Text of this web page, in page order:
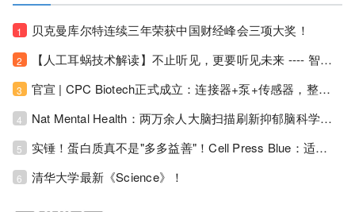
1 贝克曼库尔特连续三年荣获中国财经峰会三项大奖！
2 【人工耳蜗技术解读】不止听见，更要听见未来 ---- 智能耳蜗，开启人工耳蜗技术新纪元！
3 官宣 | CPC Biotech正式成立：连接器+泵+传感器，整合生物制药流体管理解决方案！
4 Nat Mental Health：两万余人大脑扫描刷新抑郁脑科学认知！抑郁不只是情绪病，视觉、运动脑区同步受损！
5 实锤！蛋白质真不是"多多益善"！Cell Press Blue：适度限蛋白，反而拉长健康寿命！
6 清华大学最新《Science》！